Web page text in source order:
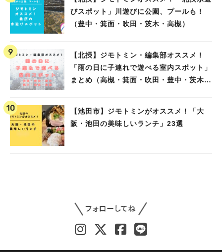
びスポット」川遊びに公園、プールも！
（豊中・箕面・吹田・茨木・高槻）
【北摂】ジモトミン・編集部オススメ！
「雨の日に子連れで遊べる室内スポット」
まとめ（高槻・箕面・吹田・豊中・茨木・
【池田市】ジモトミンがオススメ！「大
阪・池田の美味しいランチ」23選